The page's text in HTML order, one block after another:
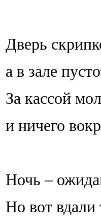
Дверь
а в зале
За кассой
и ничего
Ночь –
Но вот вдали